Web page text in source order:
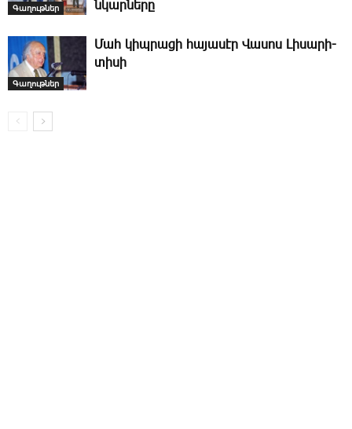
Գաղութներ նկարները
Գաղութներ
­Մահ կիպ­րա­ցի հա­յա­սէր ­Վա­սոս ­Լի­սա­րի­
տի­սի